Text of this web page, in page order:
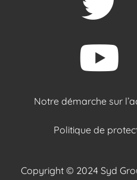
Notre démarche sur
Politique de
Copyright © 2024 Syd